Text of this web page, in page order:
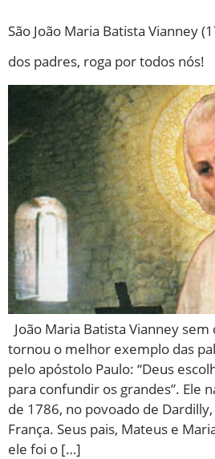
São João Maria Batista Vianney
dos padres, roga por todos nós!
João Maria Batista Vianney
tornou o melhor exemplo das
pelo apóstolo Paulo: “Deus
para confundir os grandes”. Ele
de 1786, no povoado de
França. Seus pais, Mateus e
ele foi o […]